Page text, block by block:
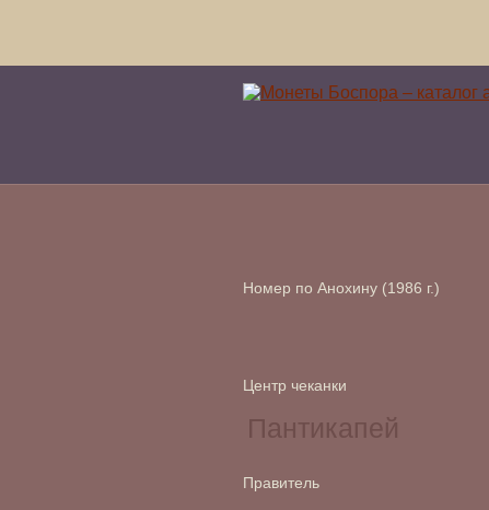
Номер по Анохину (1986 г.)
Центр чеканки
Правитель